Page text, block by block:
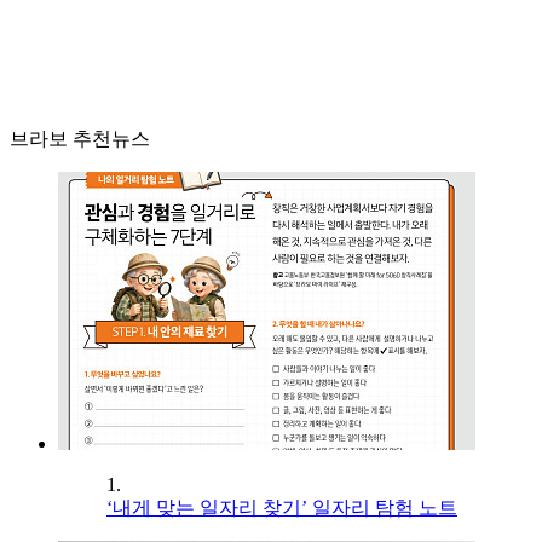
브라보 추천뉴스
1.
‘내게 맞는 일자리 찾기’ 일자리 탐험 노트